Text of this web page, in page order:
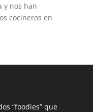
y nos han
cocineros en
“foodies” que